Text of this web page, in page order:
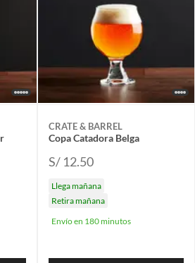
CRATE & BARREL
Copa Catadora Belga
S/ 12.50
Llega mañana
Retira mañana
Envío en 180 minutos